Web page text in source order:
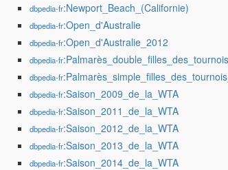
dbpedia-fr:Newport_Beach_(Californie)
dbpedia-fr:Open_d'Australie
dbpedia-fr:Open_d'Australie_2012
dbpedia-fr
dbpedia-fr
dbpedia-fr:Saison_2009_de_la_WTA
dbpedia-fr:Saison_2011_de_la_WTA
dbpedia-fr:Saison_2012_de_la_WTA
dbpedia-fr:Saison_2013_de_la_WTA
dbpedia-fr:Saison_2014_de_la_WTA